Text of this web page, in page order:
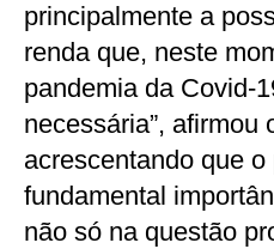
principalmente a
renda que, neste
pandemia da Covid-
necessária”, afirmou
acrescentando que
fundamental
não só na questão